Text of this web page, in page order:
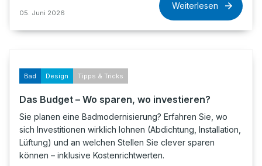
05. Juni 2026
Weiterlesen
Bad Design Tipps & Tricks
Das Budget – Wo sparen, wo investieren?
Sie planen eine Badmodernisierung? Erfahren Sie, wo
sich Investitionen wirklich lohnen (Abdichtung, Installation,
Lüftung) und an welchen Stellen Sie clever sparen
können – inklusive Kostenrichtwerten.